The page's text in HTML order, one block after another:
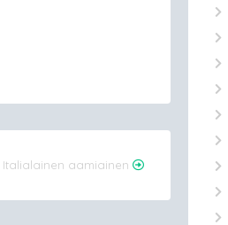
Italialainen aamiainen